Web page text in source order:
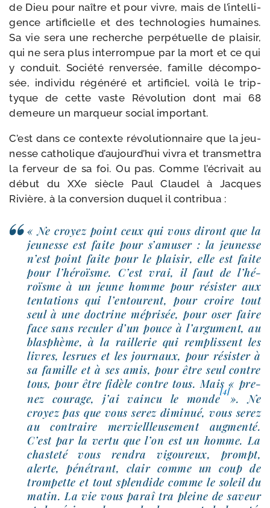
de Dieu pour naître et pour vivre, mais de l’in­tel­li­
gence arti­fi­cielle et des tech­no­lo­gies humaines.
Sa vie sera une recherche per­pé­tuelle de plai­sir,
qui ne sera plus inter­rom­pue par la mort et ce qui
y conduit. Société ren­ver­sée, famille décom­po­
sée, indi­vi­du régé­né­ré et arti­fi­ciel, voi­là le trip­
tyque de cette vaste Révolution dont mai 68
demeure un mar­queur social important.
C’est dans ce contexte révo­lu­tion­naire que la jeu­
nesse catho­lique d’au­jourd’­hui vivra et trans­met­tra
la fer­veur de sa foi. Ou pas. Comme l’é­cri­vait au
début du XXe siècle Paul Claudel à Jacques
Rivière, à la conver­sion duquel il contribua :
« Ne croyez point ceux qui vous diront que la
jeu­nesse est faite pour s’a­mu­ser : la jeu­nesse
n’est point faite pour le plai­sir, elle est faite
pour l’hé­roïsme. C’est vrai, il faut de l’hé­
roïsme à un jeune homme pour résis­ter aux
ten­ta­tions qui l’en­tourent, pour croire tout
seul à une doc­trine mépri­sée, pour oser faire
face sans recu­ler d’un pouce à l’ar­gu­ment, au
blas­phème, à la raille­rie qui rem­plissent les
livres, les­rues et les jour­naux, pour résis­ter à
sa famille et à ses amis, pour être seul contre
tous, pour être fidèle contre tous. Mais « pre­
nez cou­rage, j’ai vain­cu le monde
[4]
». Ne
croyez pas que vous serez dimi­nué, vous serez
au contraire mer­viell­leu­se­ment aug­men­té.
C’est par la ver­tu que l’on est un homme. La
chas­te­té vous ren­dra vigou­reux, prompt,
alerte, péné­trant, clair comme un coup de
trom­pette et tout splen­dide comme le soleil du
matin. La vie vous paraî tra pleine de saveur